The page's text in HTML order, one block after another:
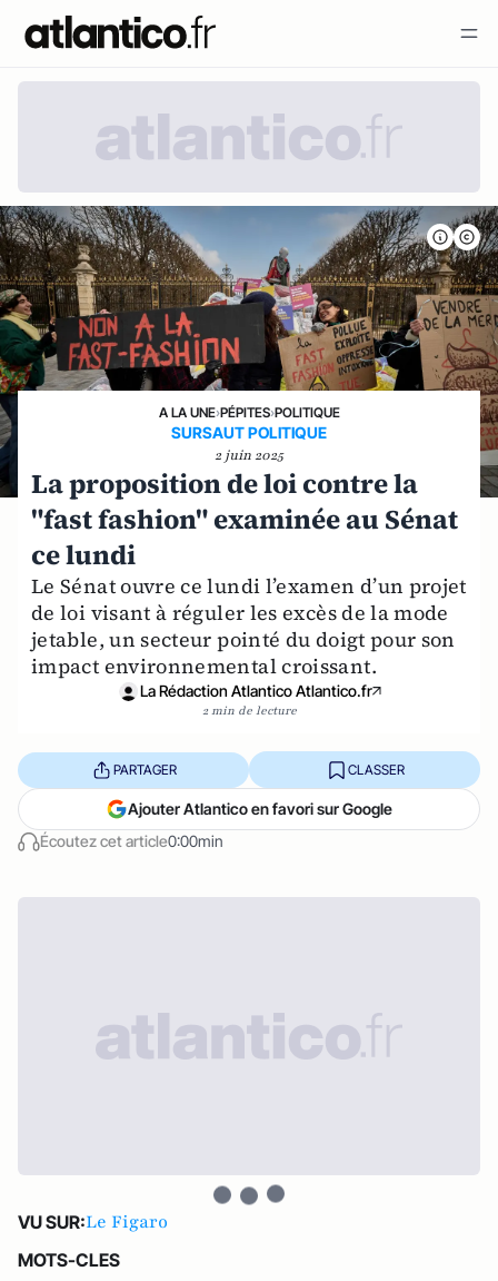
A LA UNE›PÉPITES›POLITIQUE
SURSAUT POLITIQUE
2 juin 2025
La proposition de loi contre la
"fast fashion" examinée au Sénat
ce lundi
Le Sénat ouvre ce lundi l’examen d’un projet
de loi visant à réguler les excès de la mode
jetable, un secteur pointé du doigt pour son
impact environnemental croissant.
La Rédaction Atlantico Atlantico.fr
2 min de lecture
Écoutez cet article0:00min
PARTAGER CLASSER
Ajouter Atlantico en favori sur Google
VU SUR:Le Figaro
MOTS-CLES